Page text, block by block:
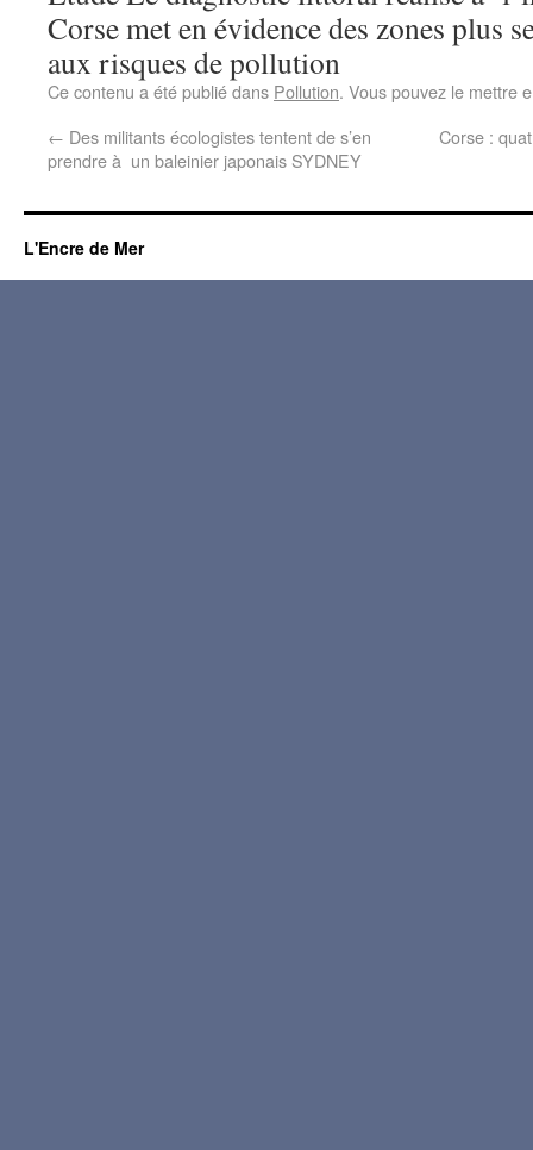
Corse met en évidence des zones plus
aux risques de pollution
Ce contenu a été publié dans Pollution. Vous pouvez le mettre
← Des militants écologistes tentent de s’en
prendre à un baleinier japonais SYDNEY
Corse :
L'Encre de Mer